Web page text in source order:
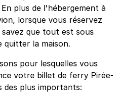
plus de l'hébergement à
lorsque vous réservez
que tout est sous
quitter la maison.
pour lesquelles vous
votre billet de ferry Pirée-
des plus importants: